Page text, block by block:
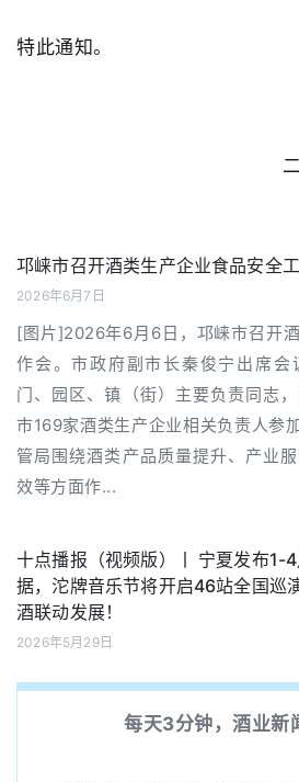
特此通知。
邛崃市召开酒类生产企业食品安全
2026年6月7日
[图片]2026年6月6日，邛崃市召开
作会。市政府副市长秦俊宁出席会
门、园区、镇（街）主要负责同志
市169家酒类生产企业相关负责人参
管局围绕酒类产品质量提升、产业
效等方面作...
十点播报（视频版）丨 宁夏发布1-
据，沱牌音乐节将开启46站全国巡
酒联动发展！
2026年5月29日
每天3分钟，酒业新